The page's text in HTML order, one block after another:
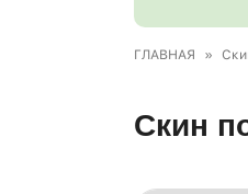
ГЛАВНАЯ »
Скин